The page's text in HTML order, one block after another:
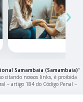
›
Samambaia (Samambaia)"
citando nossos links, é proibida
– artigo 184 do Código Penal –